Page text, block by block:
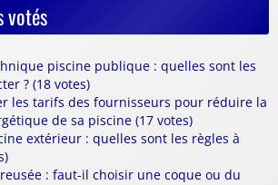
votés
piscine publique : quelles sont les
? (18 votes)
les tarifs des fournisseurs pour réduire la
de sa piscine (17 votes)
extérieur : quelles sont les règles à
: faut-il choisir une coque ou du